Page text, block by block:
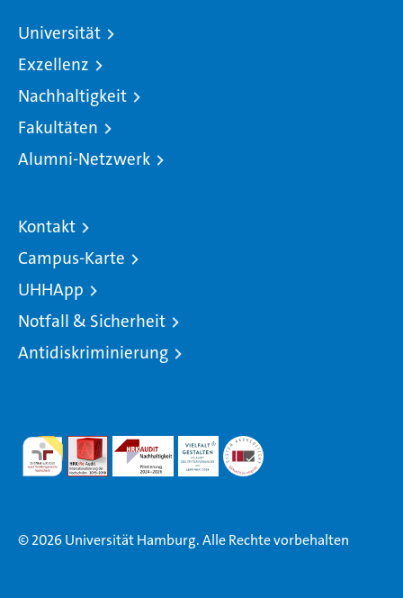
Universität
Exzellenz
Nachhaltigkeit
Fakultäten
Alumni-Netzwerk
Kontakt
Campus-Karte
UHHApp
Notfall & Sicherheit
Antidiskriminierung
© 2026 Universität Hamburg. Alle Rechte vorbehalten